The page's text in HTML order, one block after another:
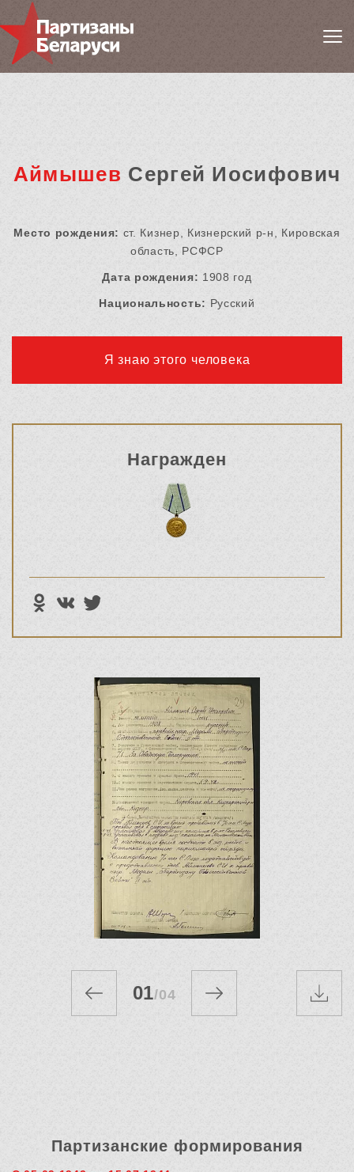
Аймышев Сергей Иосифович
Место рождения: ст. Кизнер, Кизнерский р-н, Кировская
область, РСФСР
Дата рождения: 1908 год
Национальность: Русский
Я знаю этого человека
Награжден
01/04
Партизанские формирования